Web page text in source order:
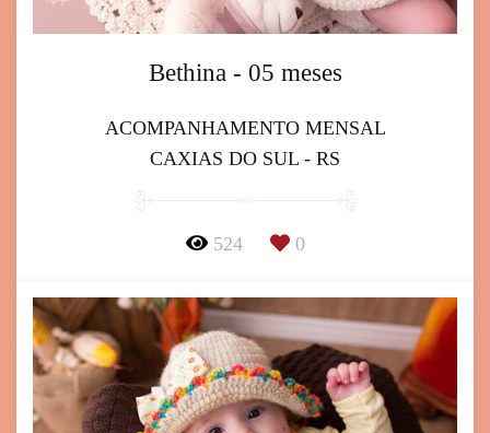
Bethina - 05 meses
ACOMPANHAMENTO MENSAL
CAXIAS DO SUL - RS
524 0